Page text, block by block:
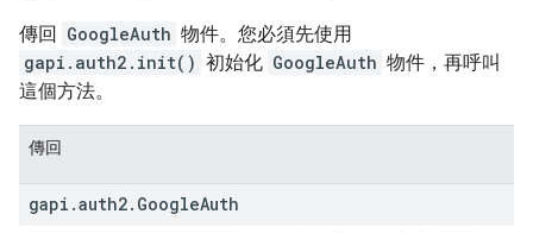
傳回 GoogleAuth 物件。您必須先使用
gapi.auth2.init() 初始化 GoogleAuth 物件，再呼叫
這個方法。
傳回
gapi .auth2. GoogleAuth